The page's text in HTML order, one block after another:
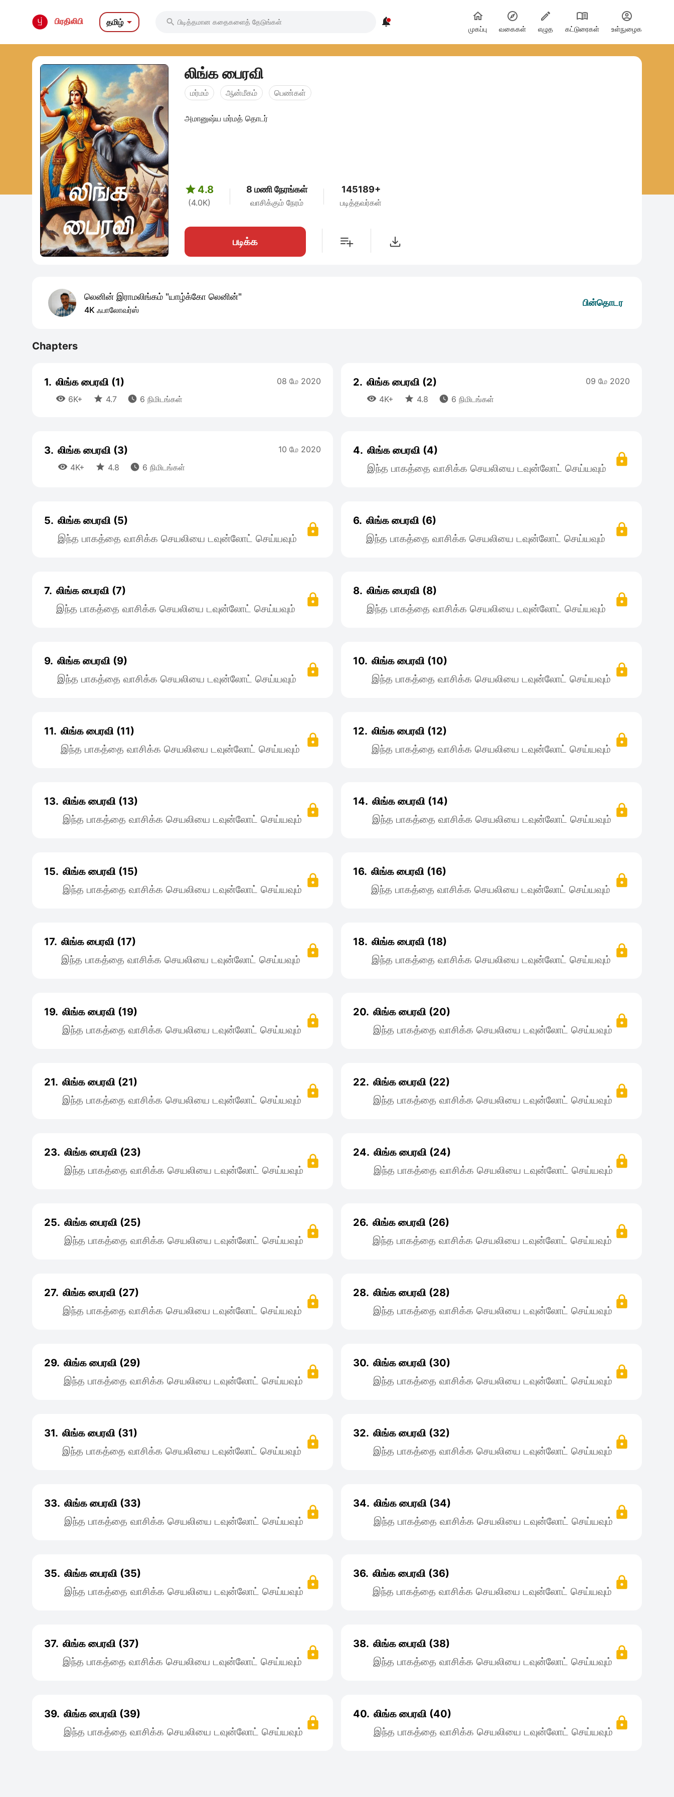
பிரதிலிபி தமிழ்  
முகப்பு வகைகள் எழுத கட்டுரைகள் உள்நுழைக
லிங்க பைரவி
மர்மம் ஆன்மீகம் பெண்கள்
அமானுஷ்ய மர்மத் தொடர்
 4.8
(4.0K)
8 மணி நேரங்கள்
வாசிக்கும் நேரம்
145189+
படித்தவர்கள்
படிக்க
லெனின் இராமலிங்கம் "யாழ்க்கோ லெனின்"
4K ஃபாலோவர்ஸ்
பின்தொடர
Chapters
1. லிங்க பைரவி (1)
 6K+  4.7  6 நிமிடங்கள்
08 மே 2020 2. லிங்க பைரவி (2)
 4K+  4.8  6 நிமிடங்கள்
09 மே 2020
3. லிங்க பைரவி (3)
 4K+  4.8  6 நிமிடங்கள்
10 மே 2020 4. லிங்க பைரவி (4)
இந்த பாகத்தை வாசிக்க செயலியை டவுன்லோட் செய்யவும்
5. லிங்க பைரவி (5)
இந்த பாகத்தை வாசிக்க செயலியை டவுன்லோட் செய்யவும்
6. லிங்க பைரவி (6)
இந்த பாகத்தை வாசிக்க செயலியை டவுன்லோட் செய்யவும்
7. லிங்க பைரவி (7)
இந்த பாகத்தை வாசிக்க செயலியை டவுன்லோட் செய்யவும்
8. லிங்க பைரவி (8)
இந்த பாகத்தை வாசிக்க செயலியை டவுன்லோட் செய்யவும்
9. லிங்க பைரவி (9)
இந்த பாகத்தை வாசிக்க செயலியை டவுன்லோட் செய்யவும்
10. லிங்க பைரவி (10)
இந்த பாகத்தை வாசிக்க செயலியை டவுன்லோட் செய்யவும்
11. லிங்க பைரவி (11)
இந்த பாகத்தை வாசிக்க செயலியை டவுன்லோட் செய்யவும்
12. லிங்க பைரவி (12)
இந்த பாகத்தை வாசிக்க செயலியை டவுன்லோட் செய்யவும்
13. லிங்க பைரவி (13)
இந்த பாகத்தை வாசிக்க செயலியை டவுன்லோட் செய்யவும்
14. லிங்க பைரவி (14)
இந்த பாகத்தை வாசிக்க செயலியை டவுன்லோட் செய்யவும்
15. லிங்க பைரவி (15)
இந்த பாகத்தை வாசிக்க செயலியை டவுன்லோட் செய்யவும்
16. லிங்க பைரவி (16)
இந்த பாகத்தை வாசிக்க செயலியை டவுன்லோட் செய்யவும்
17. லிங்க பைரவி (17)
இந்த பாகத்தை வாசிக்க செயலியை டவுன்லோட் செய்யவும்
18. லிங்க பைரவி (18)
இந்த பாகத்தை வாசிக்க செயலியை டவுன்லோட் செய்யவும்
19. லிங்க பைரவி (19)
இந்த பாகத்தை வாசிக்க செயலியை டவுன்லோட் செய்யவும்
20. லிங்க பைரவி (20)
இந்த பாகத்தை வாசிக்க செயலியை டவுன்லோட் செய்யவும்
21. லிங்க பைரவி (21)
இந்த பாகத்தை வாசிக்க செயலியை டவுன்லோட் செய்யவும்
22. லிங்க பைரவி (22)
இந்த பாகத்தை வாசிக்க செயலியை டவுன்லோட் செய்யவும்
23. லிங்க பைரவி (23)
இந்த பாகத்தை வாசிக்க செயலியை டவுன்லோட் செய்யவும்
24. லிங்க பைரவி (24)
இந்த பாகத்தை வாசிக்க செயலியை டவுன்லோட் செய்யவும்
25. லிங்க பைரவி (25)
இந்த பாகத்தை வாசிக்க செயலியை டவுன்லோட் செய்யவும்
26. லிங்க பைரவி (26)
இந்த பாகத்தை வாசிக்க செயலியை டவுன்லோட் செய்யவும்
27. லிங்க பைரவி (27)
இந்த பாகத்தை வாசிக்க செயலியை டவுன்லோட் செய்யவும்
28. லிங்க பைரவி (28)
இந்த பாகத்தை வாசிக்க செயலியை டவுன்லோட் செய்யவும்
29. லிங்க பைரவி (29)
இந்த பாகத்தை வாசிக்க செயலியை டவுன்லோட் செய்யவும்
30. லிங்க பைரவி (30)
இந்த பாகத்தை வாசிக்க செயலியை டவுன்லோட் செய்யவும்
31. லிங்க பைரவி (31)
இந்த பாகத்தை வாசிக்க செயலியை டவுன்லோட் செய்யவும்
32. லிங்க பைரவி (32)
இந்த பாகத்தை வாசிக்க செயலியை டவுன்லோட் செய்யவும்
33. லிங்க பைரவி (33)
இந்த பாகத்தை வாசிக்க செயலியை டவுன்லோட் செய்யவும்
34. லிங்க பைரவி (34)
இந்த பாகத்தை வாசிக்க செயலியை டவுன்லோட் செய்யவும்
35. லிங்க பைரவி (35)
இந்த பாகத்தை வாசிக்க செயலியை டவுன்லோட் செய்யவும்
36. லிங்க பைரவி (36)
இந்த பாகத்தை வாசிக்க செயலியை டவுன்லோட் செய்யவும்
37. லிங்க பைரவி (37)
இந்த பாகத்தை வாசிக்க செயலியை டவுன்லோட் செய்யவும்
38. லிங்க பைரவி (38)
இந்த பாகத்தை வாசிக்க செயலியை டவுன்லோட் செய்யவும்
39. லிங்க பைரவி (39)
இந்த பாகத்தை வாசிக்க செயலியை டவுன்லோட் செய்யவும்
40. லிங்க பைரவி (40)
இந்த பாகத்தை வாசிக்க செயலியை டவுன்லோட் செய்யவும்